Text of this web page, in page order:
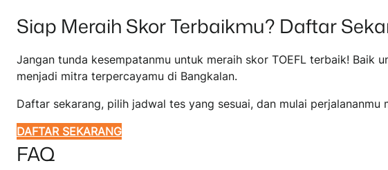
Siap Meraih Skor Terbaikmu? Daftar
Jangan tunda kesempatanmu untuk meraih skor TOEFL terbaik! Baik
menjadi mitra terpercayamu di Bangkalan.
Daftar sekarang, pilih jadwal tes yang sesuai, dan mulai
DAFTAR SEKARANG
FAQ